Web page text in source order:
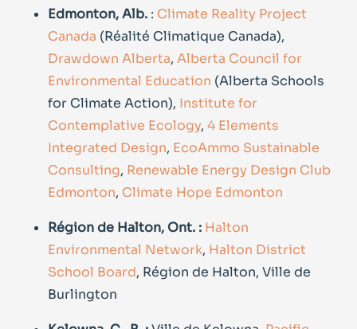
Edmonton, Alb. : Climate Reality Project
Canada (Réalité Climatique Canada),
Drawdown Alberta, Alberta Council for
Environmental Education (Alberta Schools
for Climate Action), Institute for
Contemplative Ecology, 4 Elements
Integrated Design, EcoAmmo Sustainable
Consulting, Renewable Energy Design Club
Edmonton, Climate Hope Edmonton
Région de Halton, Ont. : Halton
Environmental Network, Halton District
School Board, Région de Halton, Ville de
Burlington